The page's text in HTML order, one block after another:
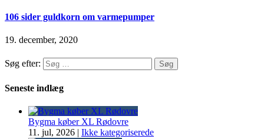
106 sider guldkorn om varmepumper
19. december, 2020
Søg efter:
Seneste indlæg
Bygma køber XL Rødovre
11. jul, 2026 | Ikke kategoriserede